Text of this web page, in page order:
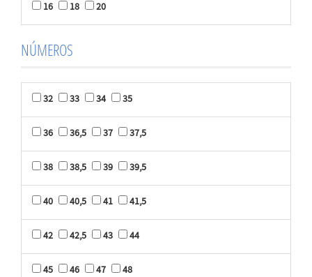
16 18 20
NÚMEROS
32 33 34 35
36 36,5 37 37,5
38 38,5 39 39,5
40 40,5 41 41,5
42 42,5 43 44
45 46 47 48